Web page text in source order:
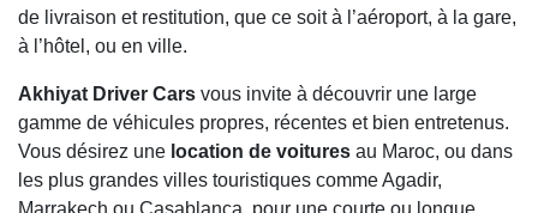
de livraison et restitution, que ce soit à l’aéroport, à la gare,
à l’hôtel, ou en ville.
Akhiyat Driver Cars vous invite à découvrir une large
gamme de véhicules propres, récentes et bien entretenus.
Vous désirez une location de voitures au Maroc, ou dans
les plus grandes villes touristiques comme Agadir,
Marrakech ou Casablanca, pour une courte ou longue